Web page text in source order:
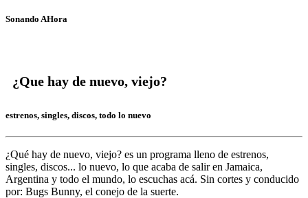
Sonando AHora
¿Que hay de nuevo, viejo?
estrenos, singles, discos, todo lo nuevo
¿Qué hay de nuevo, viejo? es un programa lleno de estrenos,
singles, discos... lo nuevo, lo que acaba de salir en Jamaica,
Argentina y todo el mundo, lo escuchas acá. Sin cortes y conducido
por: Bugs Bunny, el conejo de la suerte.